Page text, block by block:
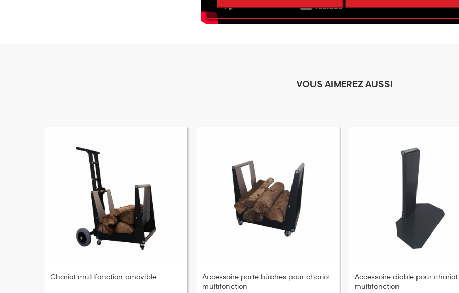
VOUS AIMEREZ AUSSI
Chariot multifonction amovible
Accessoire porte bûches pour chariot
multifonction
Accessoire diable pour chariot
multifonction